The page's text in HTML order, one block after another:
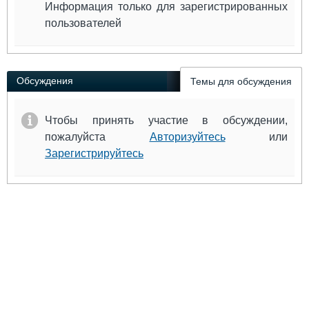
Информация только для зарегистрированных
пользователей
Обсуждения Темы для обсуждения
Чтобы принять участие в обсуждении,
пожалуйста Авторизуйтесьили
Зарегистрируйтесь